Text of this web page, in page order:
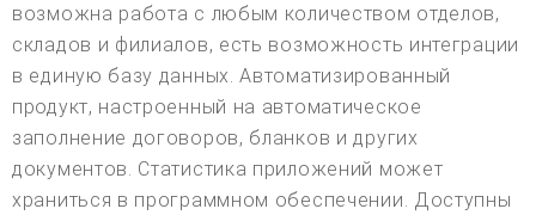
возможна работа с любым количеством отделов,
складов и филиалов, есть возможность интеграции
в единую базу данных. Автоматизированный
продукт, настроенный на автоматическое
заполнение договоров, бланков и других
документов. Статистика приложений может
храниться в программном обеспечении. Доступны